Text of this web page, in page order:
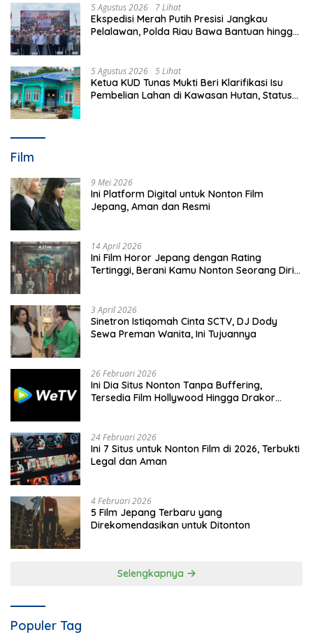
5 Agustus 2026 7 Lihat
Ekspedisi Merah Putih Presisi Jangkau
Pelalawan, Polda Riau Bawa Bantuan hingga
5 Agustus 2026 5 Lihat
Ketua KUD Tunas Mukti Beri Klarifikasi Isu
Pembelian Lahan di Kawasan Hutan, Status
Film
9 Mei 2026
Ini Platform Digital untuk Nonton Film
Jepang, Aman dan Resmi
14 April 2026
Ini Film Horor Jepang dengan Rating
Tertinggi, Berani Kamu Nonton Seorang Diri
3 April 2026
Sinetron Istiqomah Cinta SCTV, DJ Dody
Sewa Preman Wanita, Ini Tujuannya
26 Februari 2026
Ini Dia Situs Nonton Tanpa Buffering,
Tersedia Film Hollywood Hingga Drakor
24 Februari 2026
Ini 7 Situs untuk Nonton Film di 2026, Terbukti
Legal dan Aman
4 Februari 2026
5 Film Jepang Terbaru yang
Direkomendasikan untuk Ditonton
Selengkapnya
Populer Tag